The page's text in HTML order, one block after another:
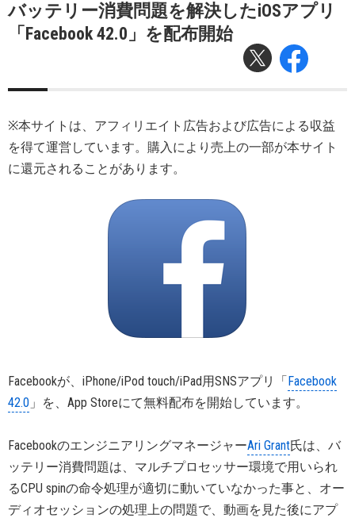
バッテリー消費問題を解決したiOSアプリ
「Facebook 42.0」を配布開始
※本サイトは、アフィリエイト広告および広告による収益
を得て運営しています。購入により売上の一部が本サイト
に還元されることがあります。
Facebookが、iPhone/iPod touch/iPad用SNSアプリ「Facebook
42.0 」を、App Storeにて無料配布を開始しています。
FacebookのエンジニアリングマネージャーAri Grant氏は、バ
ッテリー消費問題は、マルチプロセッサー環境で用いられ
るCPU spinの命令処理が適切に動いていなかった事と、オー
ディオセッションの処理上の問題で、動画を見た後にアプ